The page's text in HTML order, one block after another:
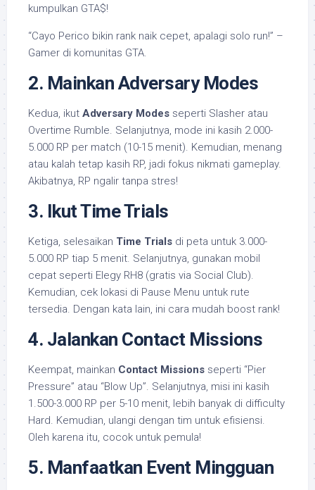
kumpulkan GTA$!
“Cayo Perico bikin rank naik cepet, apalagi solo run!” –
Gamer di komunitas GTA.
2. Mainkan Adversary Modes
Kedua, ikut Adversary Modes seperti Slasher atau
Overtime Rumble. Selanjutnya, mode ini kasih 2.000-
5.000 RP per match (10-15 menit). Kemudian, menang
atau kalah tetap kasih RP, jadi fokus nikmati gameplay.
Akibatnya, RP ngalir tanpa stres!
3. Ikut Time Trials
Ketiga, selesaikan Time Trials di peta untuk 3.000-
5.000 RP tiap 5 menit. Selanjutnya, gunakan mobil
cepat seperti Elegy RH8 (gratis via Social Club).
Kemudian, cek lokasi di Pause Menu untuk rute
tersedia. Dengan kata lain, ini cara mudah boost rank!
4. Jalankan Contact Missions
Keempat, mainkan Contact Missions seperti “Pier
Pressure” atau “Blow Up”. Selanjutnya, misi ini kasih
1.500-3.000 RP per 5-10 menit, lebih banyak di difficulty
Hard. Kemudian, ulangi dengan tim untuk efisiensi.
Oleh karena itu, cocok untuk pemula!
5. Manfaatkan Event Mingguan